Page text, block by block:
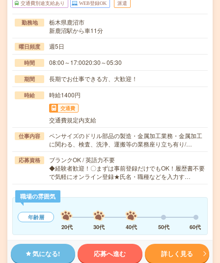
交通費別途支給あり WEB登録OK 派遣
勤務地
栃木県鹿沼市
新鹿沼駅から車11分
曜日頻度 週5日
時間 08:00～17:0020:30～05:30
期間 長期でお仕事できる方、大歓迎！
時給 時給1400円
交通費
交通費規定内支給
仕事内容
ペンサイズのドリル部品の製造・金属加工業務・金属加工
に関わる、検査、洗浄、運搬等の業務座り立ち有り/…
応募資格
ブランクOK / 英語力不要
◆経験者歓迎！〇まずは事前登録だけでもOK！履歴書不要
で気軽にオンライン登録★氏名・職種などを入力す…
職場の雰囲気
年齢層
20代
30代 40代 50代 60代
気になる! 応募へ進む 詳しく見る